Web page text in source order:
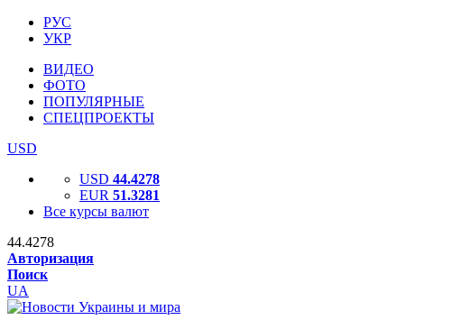
РУС
УКР
ВИДЕО
ФОТО
ПОПУЛЯРНЫЕ
СПЕЦПРОЕКТЫ
USD
USD 44.4278
EUR 51.3281
Все курсы валют
44.4278
Авторизация
Поиск
UA